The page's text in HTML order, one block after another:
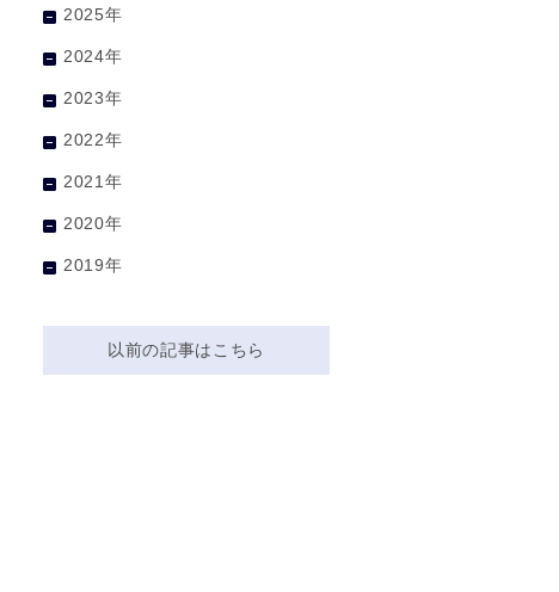
2025年
2024年
2023年
2022年
2021年
2020年
2019年
以前の記事はこちら